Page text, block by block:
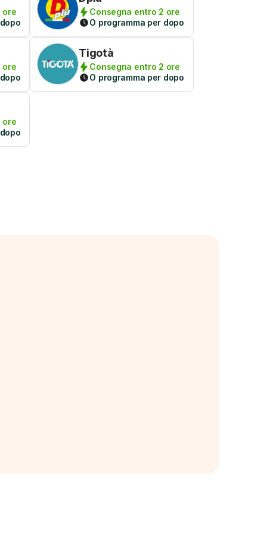
ore
Consegna entro 2 ore
O programma per dopo
ore
Tigotà
Consegna entro 2 ore
O programma per dopo
ore